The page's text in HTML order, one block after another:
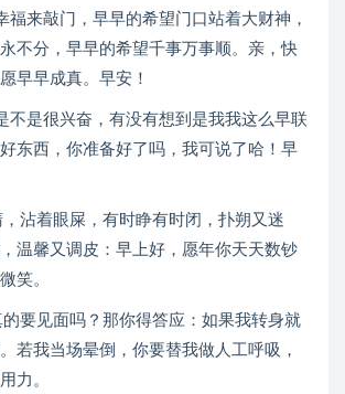
福来敲门，早早的希望门口站着大财神，
不分，早早的希望千事万事顺。亲，快
早早成真。早安！
不是很兴奋，有没有想到是我我这么早联
东西，你准备好了吗，我可说了哈！早
沾着眼屎，有时睁有时闭，扑朔又迷
温馨又调皮：早上好，愿年你天天数钞
笑。
要见面吗？那你得答应：如果我转身就
若我当场晕倒，你要替我做人工呼吸，
力。